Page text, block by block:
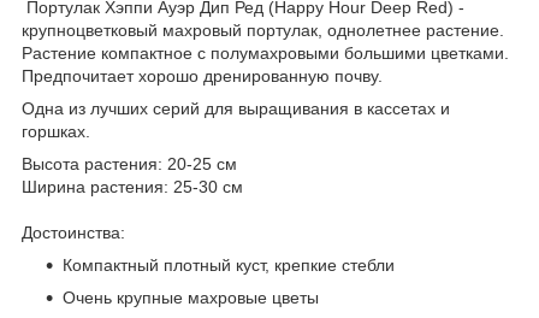
Портулак Хэппи Ауэр Дип Ред (Happy Hour Deep Red) -
крупноцветковый махровый портулак, однолетнее растение.
Растение компактное с полумахровыми большими цветками.
Предпочитает хорошо дренированную почву.
Одна из лучших серий для выращивания в кассетах и
горшках.
Высота растения: 20-25 см
Ширина растения: 25-30 см
Достоинства:
Компактный плотный куст, крепкие стебли
Очень крупные махровые цветы